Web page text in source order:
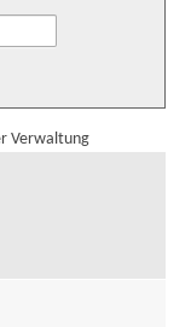
Verwaltung